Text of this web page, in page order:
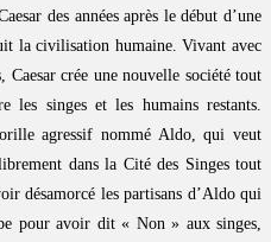
des années après le début d’une
la civilisation humaine. Vivant avec
crée une nouvelle société tout
les singes et les humains restants.
agressif nommé Aldo, qui veut
dans la Cité des Singes tout
désamorcé les partisans d’Aldo qui
pour avoir dit « Non » aux singes,